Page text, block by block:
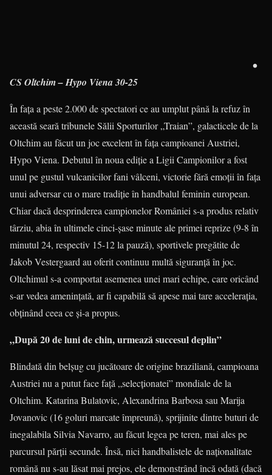
•
CS Oltchim – Hypo Viena 30-25
În faţa a peste 2.000 de spectatori ce au umplut până la refuz în
această seară tribunele Sălii Sporturilor „Traian”, galacticele de la
Oltchim au făcut un joc excelent în faţa campioanei Austriei,
Hypo Viena. Debutul în noua ediţie a Ligii Campionilor a fost
unul pe gustul vulcanicilor fani vâlceni, victorie fără emoţii în faţa
unui adversar cu o mare tradiţie în handbalul feminin european.
Chiar dacă desprinderea campionelor României s-a produs relativ
târziu, abia în ultimele cinci-şase minute ale primei reprize (9-8 în
minutul 24, respectiv 15-12 la pauză), sportivele pregătite de
Jakob Vestergaard au oferit continuu multă siguranţă în joc.
Oltchimul s-a comportat asemenea unei mari echipe, care oricând
s-ar vedea ameninţată, ar fi capabilă să apese mai tare acceleraţia,
obţinând ceea ce şi-a propus.
„După 20 de luni de chin, urmează succesul deplin”
Blindată din belşug cu jucătoare de origine braziliană, campioana
Austriei nu a putut face faţă „selecţionatei” mondiale de la
Oltchim. Katarina Bulatovic, Alexandrina Barbosa sau Marija
Jovanovic (16 goluri marcate împreună), sprijinite dintre buturi de
inegalabila Silvia Navarro, au făcut legea pe teren, mai ales pe
parcursul părţii secunde. Însă, nici handbalistele de naţionalitate
română nu s-au lăsat mai prejos, ele demonstrând încă odată (dacă